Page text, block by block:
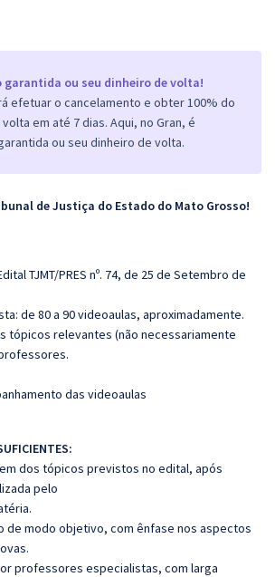
ou seu dinheiro de volta!
efetuar o cancelamento e obter 100% do
em até 7 dias. Aqui, no Gran, é
ou seu dinheiro de volta.
de Justiça do Estado do Mato Grosso!
TJMT/PRES nº. 74, de 25 de Setembro de
de 80 a 90 videoaulas, aproximadamente.
tópicos relevantes (não necessariamente
das videoaulas
dos tópicos previstos no edital, após
pelo
de modo objetivo, com ênfase nos aspectos
professores especialistas, com larga